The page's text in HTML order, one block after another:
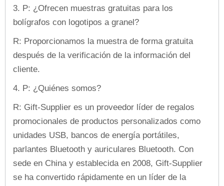
3. P: ¿Ofrecen muestras gratuitas para los
bolígrafos con logotipos a granel?
R: Proporcionamos la muestra de forma gratuita
después de la verificación de la información del
cliente.
4. P: ¿Quiénes somos?
R: Gift-Supplier es un proveedor líder de regalos
promocionales de productos personalizados como
unidades USB, bancos de energía portátiles,
parlantes Bluetooth y auriculares Bluetooth. Con
sede en China y establecida en 2008, Gift-Supplier
se ha convertido rápidamente en un líder de la